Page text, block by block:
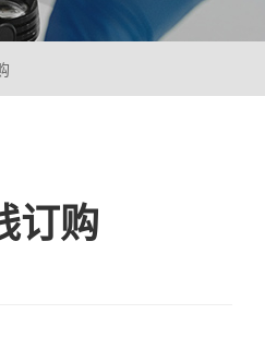
订购